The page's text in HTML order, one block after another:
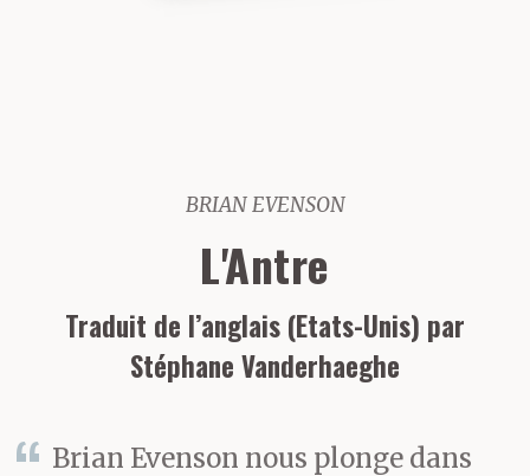
BRIAN EVENSON
L'Antre
Traduit de l’anglais (Etats-Unis) par
Stéphane Vanderhaeghe
Brian Evenson nous plonge dans